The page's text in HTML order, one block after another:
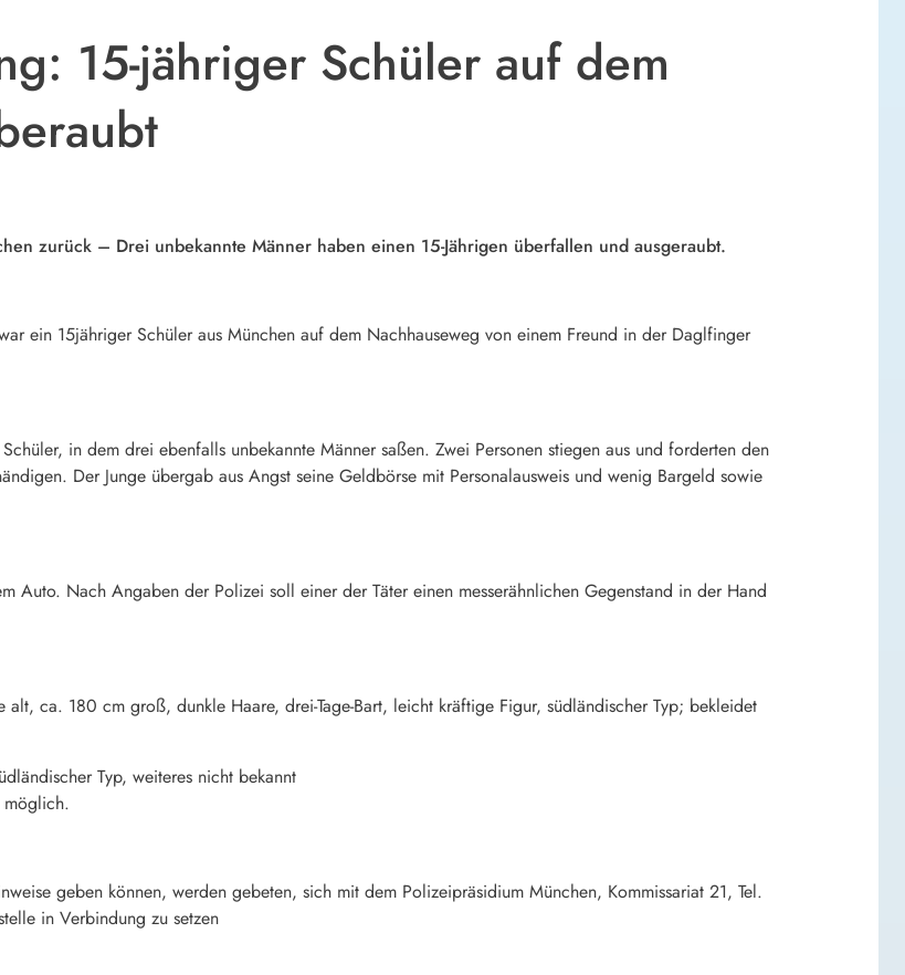
15-jähriger Schüler auf dem
zurück – Drei unbekannte Männer haben einen 15-Jährigen überfallen und ausgeraubt.
ein 15jähriger Schüler aus München auf dem Nachhauseweg von einem Freund in der Daglfinger
in dem drei ebenfalls unbekannte Männer saßen. Zwei Personen stiegen aus und forderten den
Der Junge übergab aus Angst seine Geldbörse mit Personalausweis und wenig Bargeld sowie
Auto. Nach Angaben der Polizei soll einer der Täter einen messerähnlichen Gegenstand in der Hand
alt, ca. 180 cm groß, dunkle Haare, drei-Tage-Bart, leicht kräftige Figur, südländischer Typ; bekleidet
Typ, weiteres nicht bekannt
möglich.
geben können, werden gebeten, sich mit dem Polizeipräsidium München, Kommissariat 21, Tel.
in Verbindung zu setzen